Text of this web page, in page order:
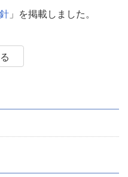
」を掲載しました。